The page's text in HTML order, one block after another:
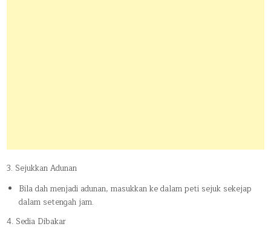
3. Sejukkan Adunan
Bila dah menjadi adunan, masukkan ke dalam peti sejuk sekejap
dalam setengah jam.
4. Sedia Dibakar